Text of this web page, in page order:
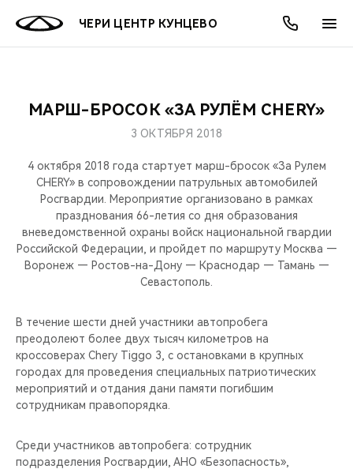
ЧЕРИ ЦЕНТР КУНЦЕВО
МОДЕЛИ
КРОССОВЕРЫ
СЕДАНЫ
ПОКУПАТЕЛЯМ
КРЕДИТ И СТРАХОВАНИЕ
ВЛАДЕЛЬЦАМ
ЗАПЧАСТИ И АКСЕССУАРЫ
ПОДДЕРЖКА
CHERY CONNECT
МИР CHERY
О БРЕНДЕ
CHERY В СОЦСЕТЯХ
ЛЮДИ CHERY
БЛАГОТВОРИТЕЛЬНОСТЬ
CHERY REMOTE
CHERY И СПОРТ
АКЦИИ
ОНЛАЙН СЕРВИСЫ
КРЕДИТ
О КОМПАНИИ
МЫ В СОЦСЕТЯХ
МАРШ-БРОСОК «ЗА РУЛЁМ CHERY»
3 ОКТЯБРЯ 2018
4 октября 2018 года стартует марш-бросок «За Рулем
CHERY» в сопровождении патрульных автомобилей
Росгвардии. Мероприятие организовано в рамках
празднования 66-летия со дня образования
вневедомственной охраны войск национальной гвардии
Российской Федерации, и пройдет по маршруту Москва —
Воронеж — Ростов-на-Дону — Краснодар — Тамань —
Севастополь.
В течение шести дней участники автопробега
преодолеют более двух тысяч километров на
кроссоверах Chery Tiggo 3, с остановками в крупных
городах для проведения специальных патриотических
мероприятий и отдания дани памяти погибшим
сотрудникам правопорядка.
Среди участников автопробега: сотрудник
подразделения Росгвардии, АНО «Безопасность»,